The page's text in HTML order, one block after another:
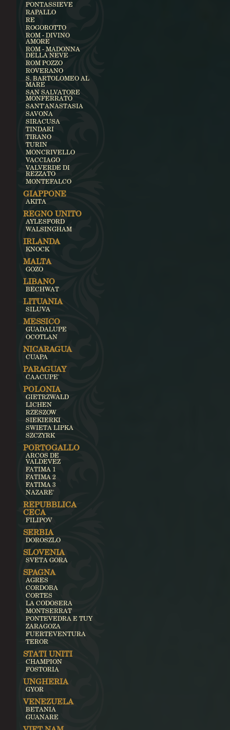
PONTASSIEVE
RAPALLO
RE
ROGOROTTO
ROM - DIVINO
AMORE
ROM - MADONNA
DELLA NEVE
ROM POZZO
ROVERANO
S. BARTOLOMEO AL
MARE
SAN SALVATORE
MONFERRATO
SANT'ANASTASIA
SAVONA
SIRACUSA
TINDARI
TIRANO
TURIN
MONCRIVELLO
VACCIAGO
VALVERDE DI
REZZATO
MONTEFALCO
GIAPPONE
AKITA
REGNO UNITO
AYLESFORD
WALSINGHAM
IRLANDA
KNOCK
MALTA
GOZO
LIBANO
BECHWAT
LITUANIA
SILUVA
MESSICO
GUADALUPE
OCOTLAN
NICARAGUA
CUAPA
PARAGUAY
CAACUPE'
POLONIA
GIETRZWALD
LICHEN
RZESZOW
SIEKIERKI
SWIETA LIPKA
SZCZYRK
PORTOGALLO
ARCOS DE
VALDEVEZ
FATIMA 1
FATIMA 2
FATIMA 3
NAZARE'
REPUBBLICA
CECA
FILIPOV
SERBIA
DOROSZLO
SLOVENIA
SVETA GORA
SPAGNA
AGRES
CORDOBA
CORTES
LA CODOSERA
MONTSERRAT
PONTEVEDRA E TUY
ZARAGOZA
FUERTEVENTURA
TEROR
STATI UNITI
CHAMPION
FOSTORIA
UNGHERIA
GYOR
VENEZUELA
BETANIA
GUANARE